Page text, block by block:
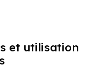
et utilisation